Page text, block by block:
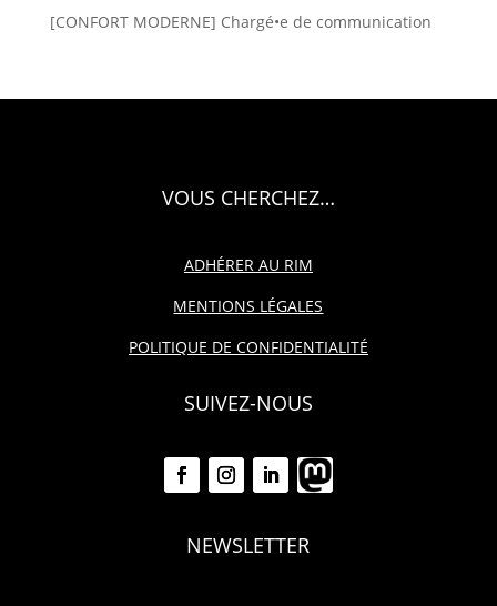
[CONFORT MODERNE] Chargé•e de communication
VOUS CHERCHEZ…
ADHÉRER AU RIM
MENTIONS LÉGALES
POLITIQUE DE CONFIDENTIALITÉ
SUIVEZ-NOUS
NEWSLETTER